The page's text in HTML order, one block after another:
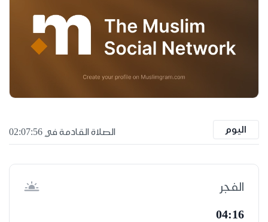
اليوم الصلاة القادمة في 02:07:55
الفجر
04:16